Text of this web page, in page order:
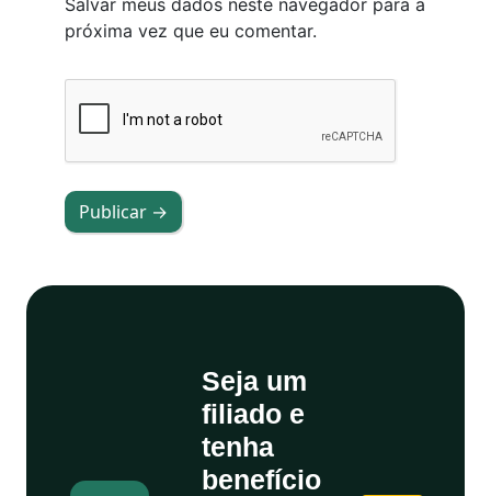
Salvar meus dados neste navegador para a
próxima vez que eu comentar.
Publicar →
Seja um
filiado e
tenha
benefício